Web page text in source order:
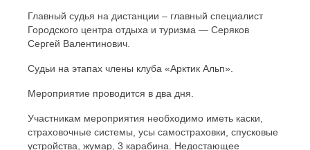
Главный судья на дистанции – главный специалист
Городского центра отдыха и туризма — Серяков
Сергей Валентинович.
Судьи на этапах члены клуба «Арктик Альп».
Мероприятие проводится в два дня.
Участникам мероприятия необходимо иметь каски,
страховочные системы, усы самостраховки, спусковые
устройства, жумар, 3 карабина. Недостающее